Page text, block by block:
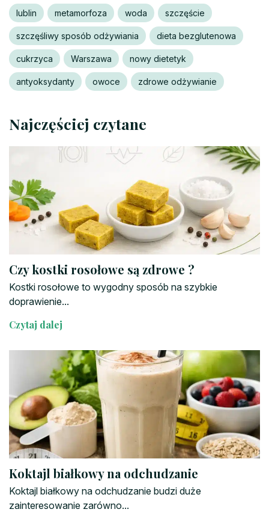
lublin metamorfoza woda szczęście
szczęśliwy sposób odżywiania dieta bezglutenowa
cukrzyca Warszawa nowy dietetyk
antyoksydanty owoce zdrowe odżywianie
Najczęściej czytane
Czy kostki rosołowe są zdrowe ?
Kostki rosołowe to wygodny sposób na szybkie
doprawienie...
Czytaj dalej
Koktajl białkowy na odchudzanie
Koktajl białkowy na odchudzanie budzi duże
zainteresowanie zarówno...